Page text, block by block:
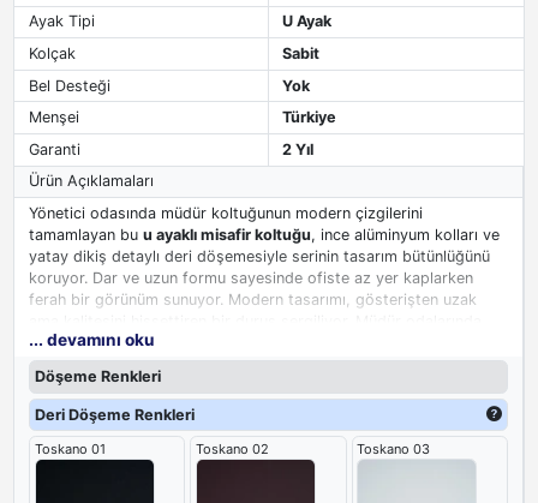
Ayak Tipi
U Ayak
Kolçak
Sabit
Bel Desteği
Yok
Menşei
Türkiye
Garanti
2 Yıl
Ürün Açıklamaları
Yönetici odasında müdür koltuğunun modern çizgilerini
tamamlayan bu u ayaklı misafir koltuğu, ince alüminyum kolları ve
yatay dikiş detaylı deri döşemesiyle serinin tasarım bütünlüğünü
koruyor. Dar ve uzun formu sayesinde ofiste az yer kaplarken
ferah bir görünüm sunuyor. Modern tasarımı, gösterişten uzak
ağırlanan misafirlerin konforunu ön planda tutan bu misafir
koltuğu, yönetici odası dekorasyonuna uyum sağlayan güvenilir
bir tamamlayıcı olarak öne çıkıyor.
... devamını oku
Döşeme Renkleri
Deri Döşeme Renkleri
Toskano 01 Toskano 02 Toskano 03